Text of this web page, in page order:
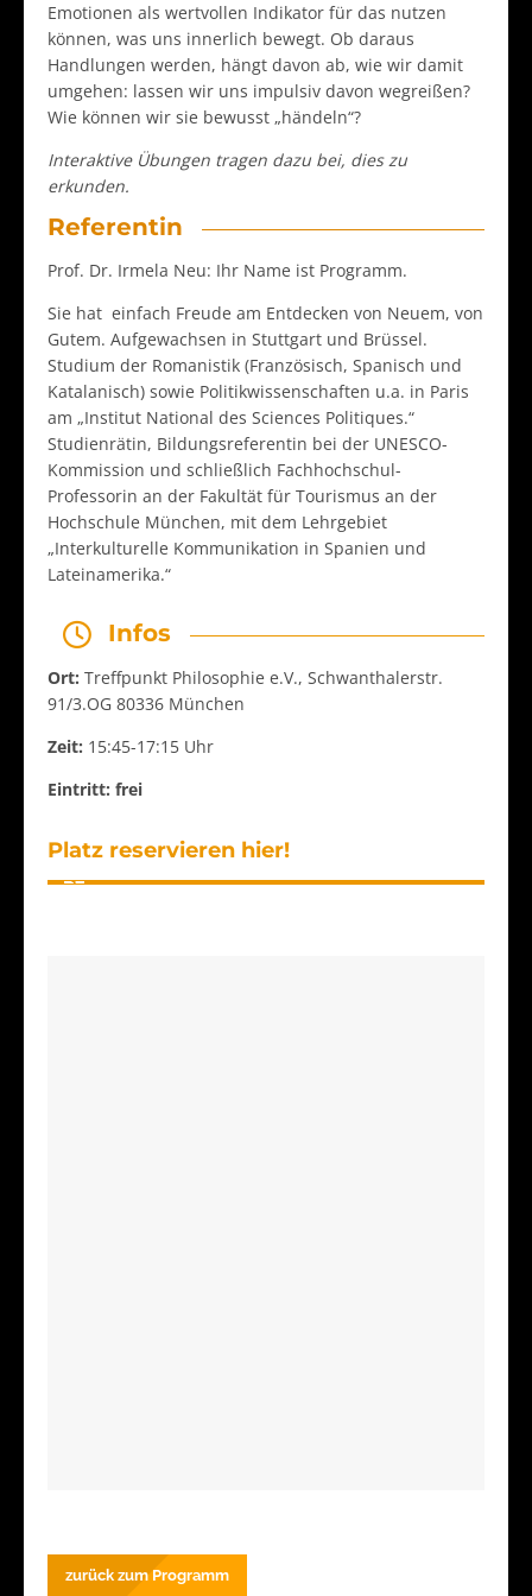
Emotionen als wertvollen Indikator für das nutzen
können, was uns innerlich bewegt. Ob daraus
Handlungen werden, hängt davon ab, wie wir damit
umgehen: lassen wir uns impulsiv davon wegreißen?
Wie können wir sie bewusst „händeln“?
Interaktive Übungen tragen dazu bei, dies zu
erkunden.
Referentin
Prof. Dr. Irmela Neu: Ihr Name ist Programm.
Sie hat einfach Freude am Entdecken von Neuem, von
Gutem. Aufgewachsen in Stuttgart und Brüssel.
Studium der Romanistik (Französisch, Spanisch und
Katalanisch) sowie Politikwissenschaften u.a. in Paris
am „Institut National des Sciences Politiques.“
Studienrätin, Bildungsreferentin bei der UNESCO-
Kommission und schließlich Fachhochschul-
Professorin an der Fakultät für Tourismus an der
Hochschule München, mit dem Lehrgebiet
„Interkulturelle Kommunikation in Spanien und
Lateinamerika.“
Infos
Ort: Treffpunkt Philosophie e.V., Schwanthalerstr.
91/3.OG 80336 München
Zeit: 15:45-17:15 Uhr
Eintritt: frei
Platz reservieren hier!
zurück zum Programm